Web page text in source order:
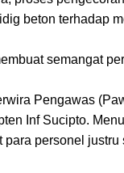
beton terhadap
semangat
Pengawas
Inf Sucipto.
para personel justru